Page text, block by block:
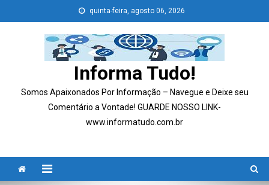
to
quinta-feira, agosto 06, 2026
Informa Tudo!
Somos Apaixonados Por Informação – Navegue e Deixe seu
Comentário a Vontade! GUARDE NOSSO LINK-
www.informatudo.com.br